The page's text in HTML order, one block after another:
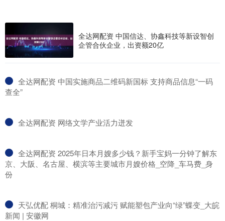
全达网配资 中国信达、协鑫科技等新设智创
企管合伙企业，出资额20亿
​全达网配资 中国实施商品二维码新国标 支持商品信息“一码
查全”
​全达网配资 网络文学产业活力迸发
​全达网配资 2025年日本月嫂多少钱？新手宝妈一分钟了解东
京、大阪、名古屋、横滨等主要城市月嫂价格_空降_车马费_身
份
​天弘优配 桐城：精准治污减污 赋能塑包产业向“绿”蝶变_大皖
新闻 | 安徽网